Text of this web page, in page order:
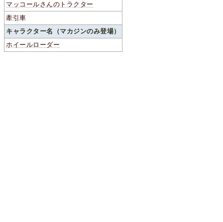
マッコールさんのトラクター
牽引車
キャラクター名（マカジンのみ登場）
ホイールローダー